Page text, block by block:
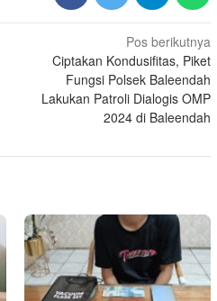
Pos berikutnya
Ciptakan Kondusifitas, Piket
Fungsi Polsek Baleendah
Lakukan Patroli Dialogis OMP
2024 di Baleendah